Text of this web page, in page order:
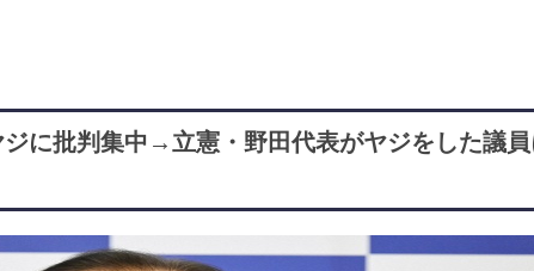
e
に批判集中→立憲・野田代表がヤジをした議